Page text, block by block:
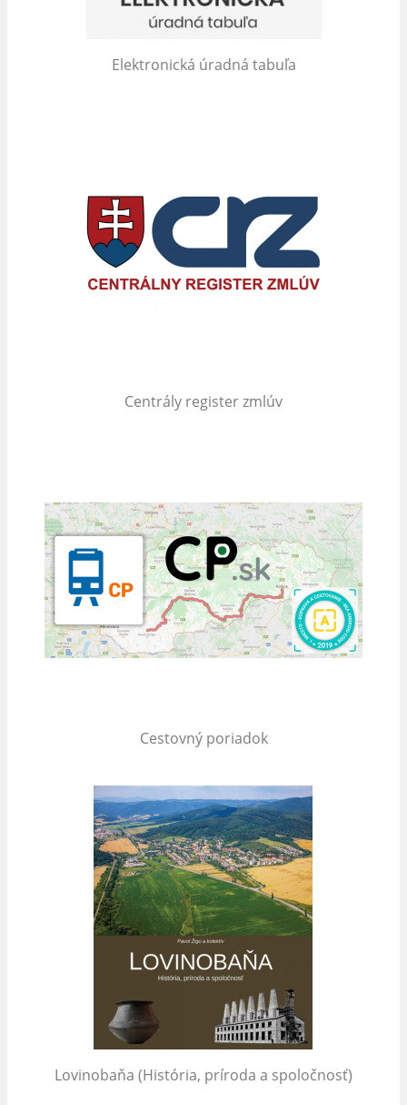
Elektronická úradná tabuľa
Centrály register zmlúv
Cestovný poriadok
Lovinobaňa (História, príroda a spoločnosť)